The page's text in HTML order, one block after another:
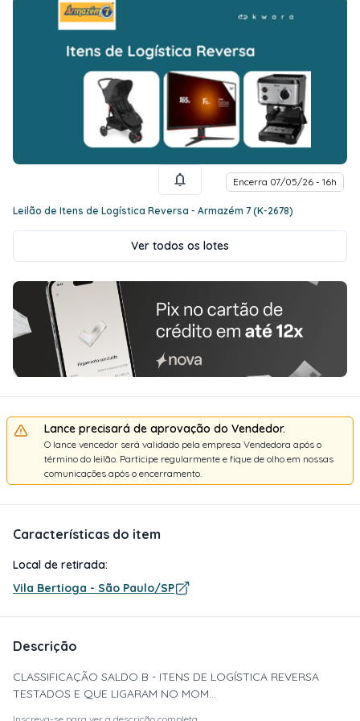
Encerra 07/05/26 - 16h
Leilão de Itens de Logística Reversa - Armazém 7 (K-2678)
Ver todos os lotes
Lance precisará de aprovação do Vendedor.
O lance vencedor será validado pela empresa Vendedora após o
término do leilão. Participe regularmente e fique de olho em nossas
comunicações após o encerramento.
Características do item
Local de retirada:
Vila Bertioga - São Paulo/SP
Descrição
CLASSIFICAÇÃO SALDO B - ITENS DE LOGÍSTICA REVERSA
TESTADOS E QUE LIGARAM NO MOM...